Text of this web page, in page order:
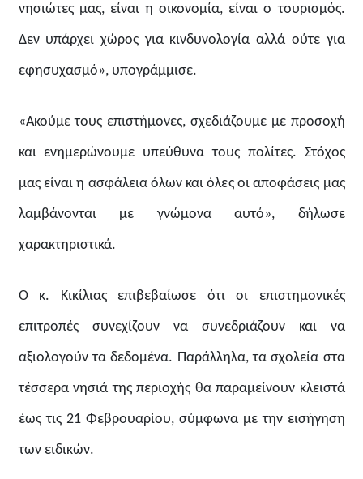
νησιώτες μας, είναι η οικονομία, είναι ο τουρισμός.
Δεν υπάρχει χώρος για κινδυνολογία αλλά ούτε για
εφησυχασμό», υπογράμμισε.
«Ακούμε τους επιστήμονες, σχεδιάζουμε με προσοχή
και ενημερώνουμε υπεύθυνα τους πολίτες. Στόχος
μας είναι η ασφάλεια όλων και όλες οι αποφάσεις μας
λαμβάνονται με γνώμονα αυτό», δήλωσε
χαρακτηριστικά.
Ο κ. Κικίλιας επιβεβαίωσε ότι οι επιστημονικές
επιτροπές συνεχίζουν να συνεδριάζουν και να
αξιολογούν τα δεδομένα. Παράλληλα, τα σχολεία στα
τέσσερα νησιά της περιοχής θα παραμείνουν κλειστά
έως τις 21 Φεβρουαρίου, σύμφωνα με την εισήγηση
των ειδικών.